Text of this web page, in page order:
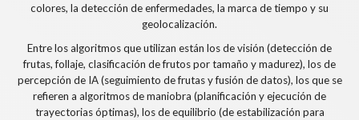
colores, la detección de enfermedades, la marca de tiempo y su
geolocalización.
Entre los algoritmos que utilizan están los de visión (detección de
frutas, follaje, clasificación de frutos por tamaño y madurez), los de
percepción de IA (seguimiento de frutas y fusión de datos), los que se
refieren a algoritmos de maniobra (planificación y ejecución de
trayectorias óptimas), los de equilibrio (de estabilización para